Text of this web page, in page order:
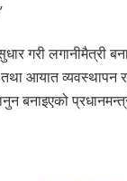
गरी लगानीमैत्री
आयात व्यवस्थापन र
बनाइएको